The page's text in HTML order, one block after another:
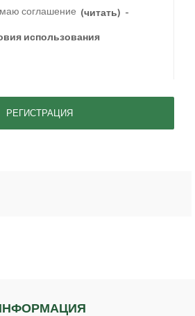
соглашение (читать) -
использования